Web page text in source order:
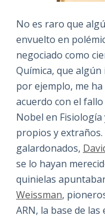
No es raro que
envuelto en
negociado como
Química, que
por ejemplo, me
acuerdo con el
Nobel en
propios y
galardonados,
se lo hayan
quinielas
Weissman,
ARN, la base de